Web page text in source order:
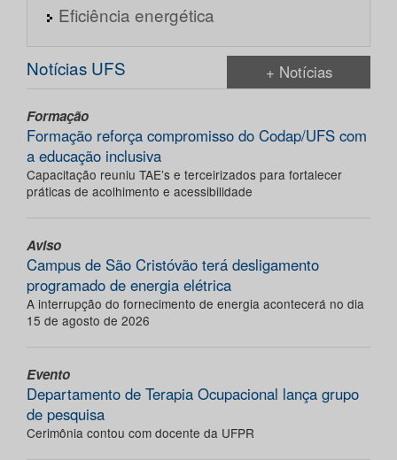
Eficiência energética
Notícias UFS + Notícias
Formação
Formação reforça compromisso do Codap/UFS com
a educação inclusiva
Capacitação reuniu TAE’s e terceirizados para fortalecer
práticas de acolhimento e acessibilidade
Aviso
Campus de São Cristóvão terá desligamento
programado de energia elétrica
A interrupção do fornecimento de energia acontecerá no dia
15 de agosto de 2026
Evento
Departamento de Terapia Ocupacional lança grupo
de pesquisa
Cerimônia contou com docente da UFPR